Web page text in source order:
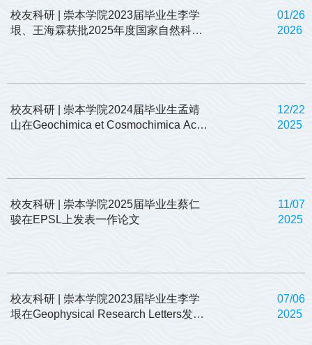
校友科研 | 崇本学院2023届毕业生李学
垠、王海霖获批2025年度国家自然科学
01/26
2026
校友科研 | 崇本学院2024届毕业生孟靖
山在Geochimica et Cosmochimica Acta
12/22
2025
校友科研 | 崇本学院2025届毕业生蔡仁
骏在EPSL上发表一作论文
11/07
2025
校友科研 | 崇本学院2023届毕业生李学
垠在Geophysical Research Letters发表
07/06
2025